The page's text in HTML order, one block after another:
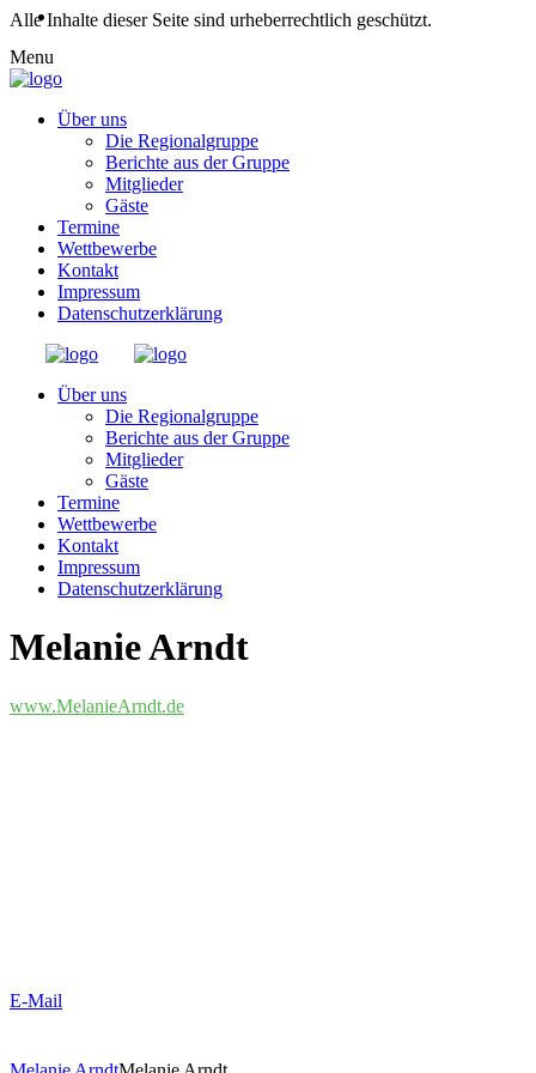
Alle Inhalte dieser Seite sind urheberrechtlich geschützt.
Menu
Über uns
Die Regionalgruppe
Berichte aus der Gruppe
Mitglieder
Gäste
Termine
Wettbewerbe
Kontakt
Impressum
Datenschutzerklärung
Über uns
Die Regionalgruppe
Berichte aus der Gruppe
Mitglieder
Gäste
Termine
Wettbewerbe
Kontakt
Impressum
Datenschutzerklärung
Melanie Arndt
www.MelanieArndt.de
E-Mail